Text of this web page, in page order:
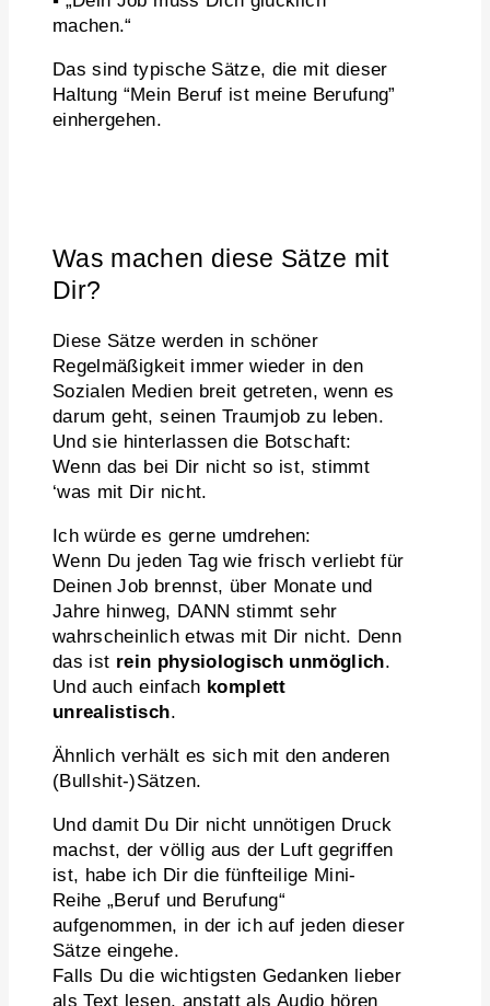
machen.“
Das sind typische Sätze, die mit dieser
Haltung “Mein Beruf ist meine Berufung”
einhergehen.
Was machen diese Sätze mit
Dir?
Diese Sätze werden in schöner
Regelmäßigkeit immer wieder in den
Sozialen Medien breit getreten, wenn es
darum geht, seinen Traumjob zu leben.
Und sie hinterlassen die Botschaft:
Wenn das bei Dir nicht so ist, stimmt
‘was mit Dir nicht.
Ich würde es gerne umdrehen:
Wenn Du jeden Tag wie frisch verliebt für
Deinen Job brennst, über Monate und
Jahre hinweg, DANN stimmt sehr
wahrscheinlich etwas mit Dir nicht. Denn
das ist rein physiologisch unmöglich.
Und auch einfach komplett
unrealistisch.
Ähnlich verhält es sich mit den anderen
(Bullshit-)Sätzen.
Und damit Du Dir nicht unnötigen Druck
machst, der völlig aus der Luft gegriffen
ist, habe ich Dir die fünfteilige Mini-
Reihe „Beruf und Berufung“
aufgenommen, in der ich auf jeden dieser
Sätze eingehe.
Falls Du die wichtigsten Gedanken lieber
als Text lesen, anstatt als Audio hören